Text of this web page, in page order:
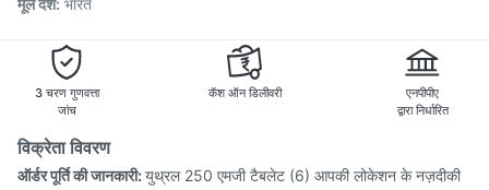
मूल देश: भारत
3 चरण गुणवत्ता
जांच
कॅश ऑन डिलीवरी
एनपीपीए
द्वारा निर्धारित
विक्रेता विवरण
ऑर्डर पूर्ति की जानकारी:युथ्रल 250 एमजी टैबलेट (6) आपकी लोकेशन के नज़दीकी